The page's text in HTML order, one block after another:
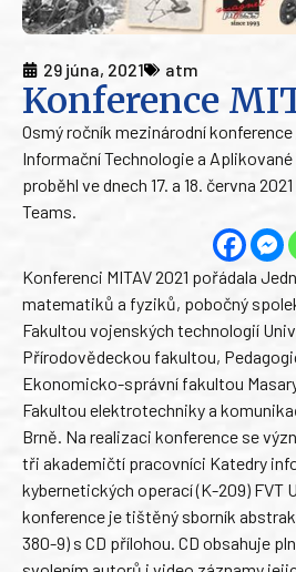
29 júna, 2021 atm
Konference
Osmý ročník mezinárodní
Informační Technologie a Aplikované
proběhl ve dnech 17. a 18. června
Teams.
Konferenci MITAV 2021 pořádala
matematiků a fyziků, pobočný
Fakultou vojenských technologií
Přírodovědeckou fakultou,
Ekonomicko-správní fakultou
Fakultou elektrotechniky a
Brně. Na realizaci konference se
tři akademičtí pracovníci Katedry
kybernetických operací (K-209) FVT
konference je tištěný sborník
380-9) s CD přílohou. CD obsahuje